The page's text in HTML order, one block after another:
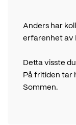
Anders har
erfarenhet av
Detta visste
På fritiden tar
Sommen.